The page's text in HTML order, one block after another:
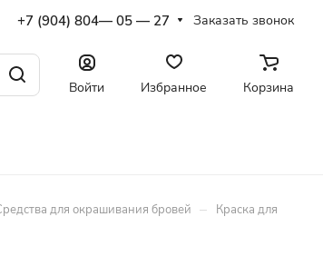
+7 (904) 804— 05 — 27 Заказать звонок
Войти Избранное Корзина
для окрашивания бровей –
Краска для